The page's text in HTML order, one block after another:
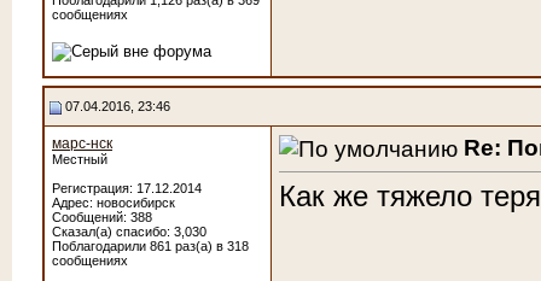
сообщениях
07.04.2016, 23:46
марс-нск
Местный
Регистрация: 17.12.2014
Адрес: новосибирск
Сообщений: 388
Сказал(а) спасибо: 3,030
Поблагодарили 861 раз(а) в 318
сообщениях
Re:
Как же тяжело